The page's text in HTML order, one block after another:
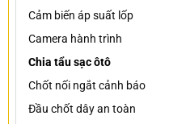
Cảm biến áp suất lốp
Camera hành trình
Chia tẩu sạc ôtô
Chốt nối ngắt cảnh báo
Đầu chốt dây an toàn